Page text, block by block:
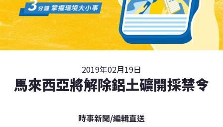
2019年02月19日
馬來西亞將解除鋁土礦開採禁令
時事新聞/編輯直送